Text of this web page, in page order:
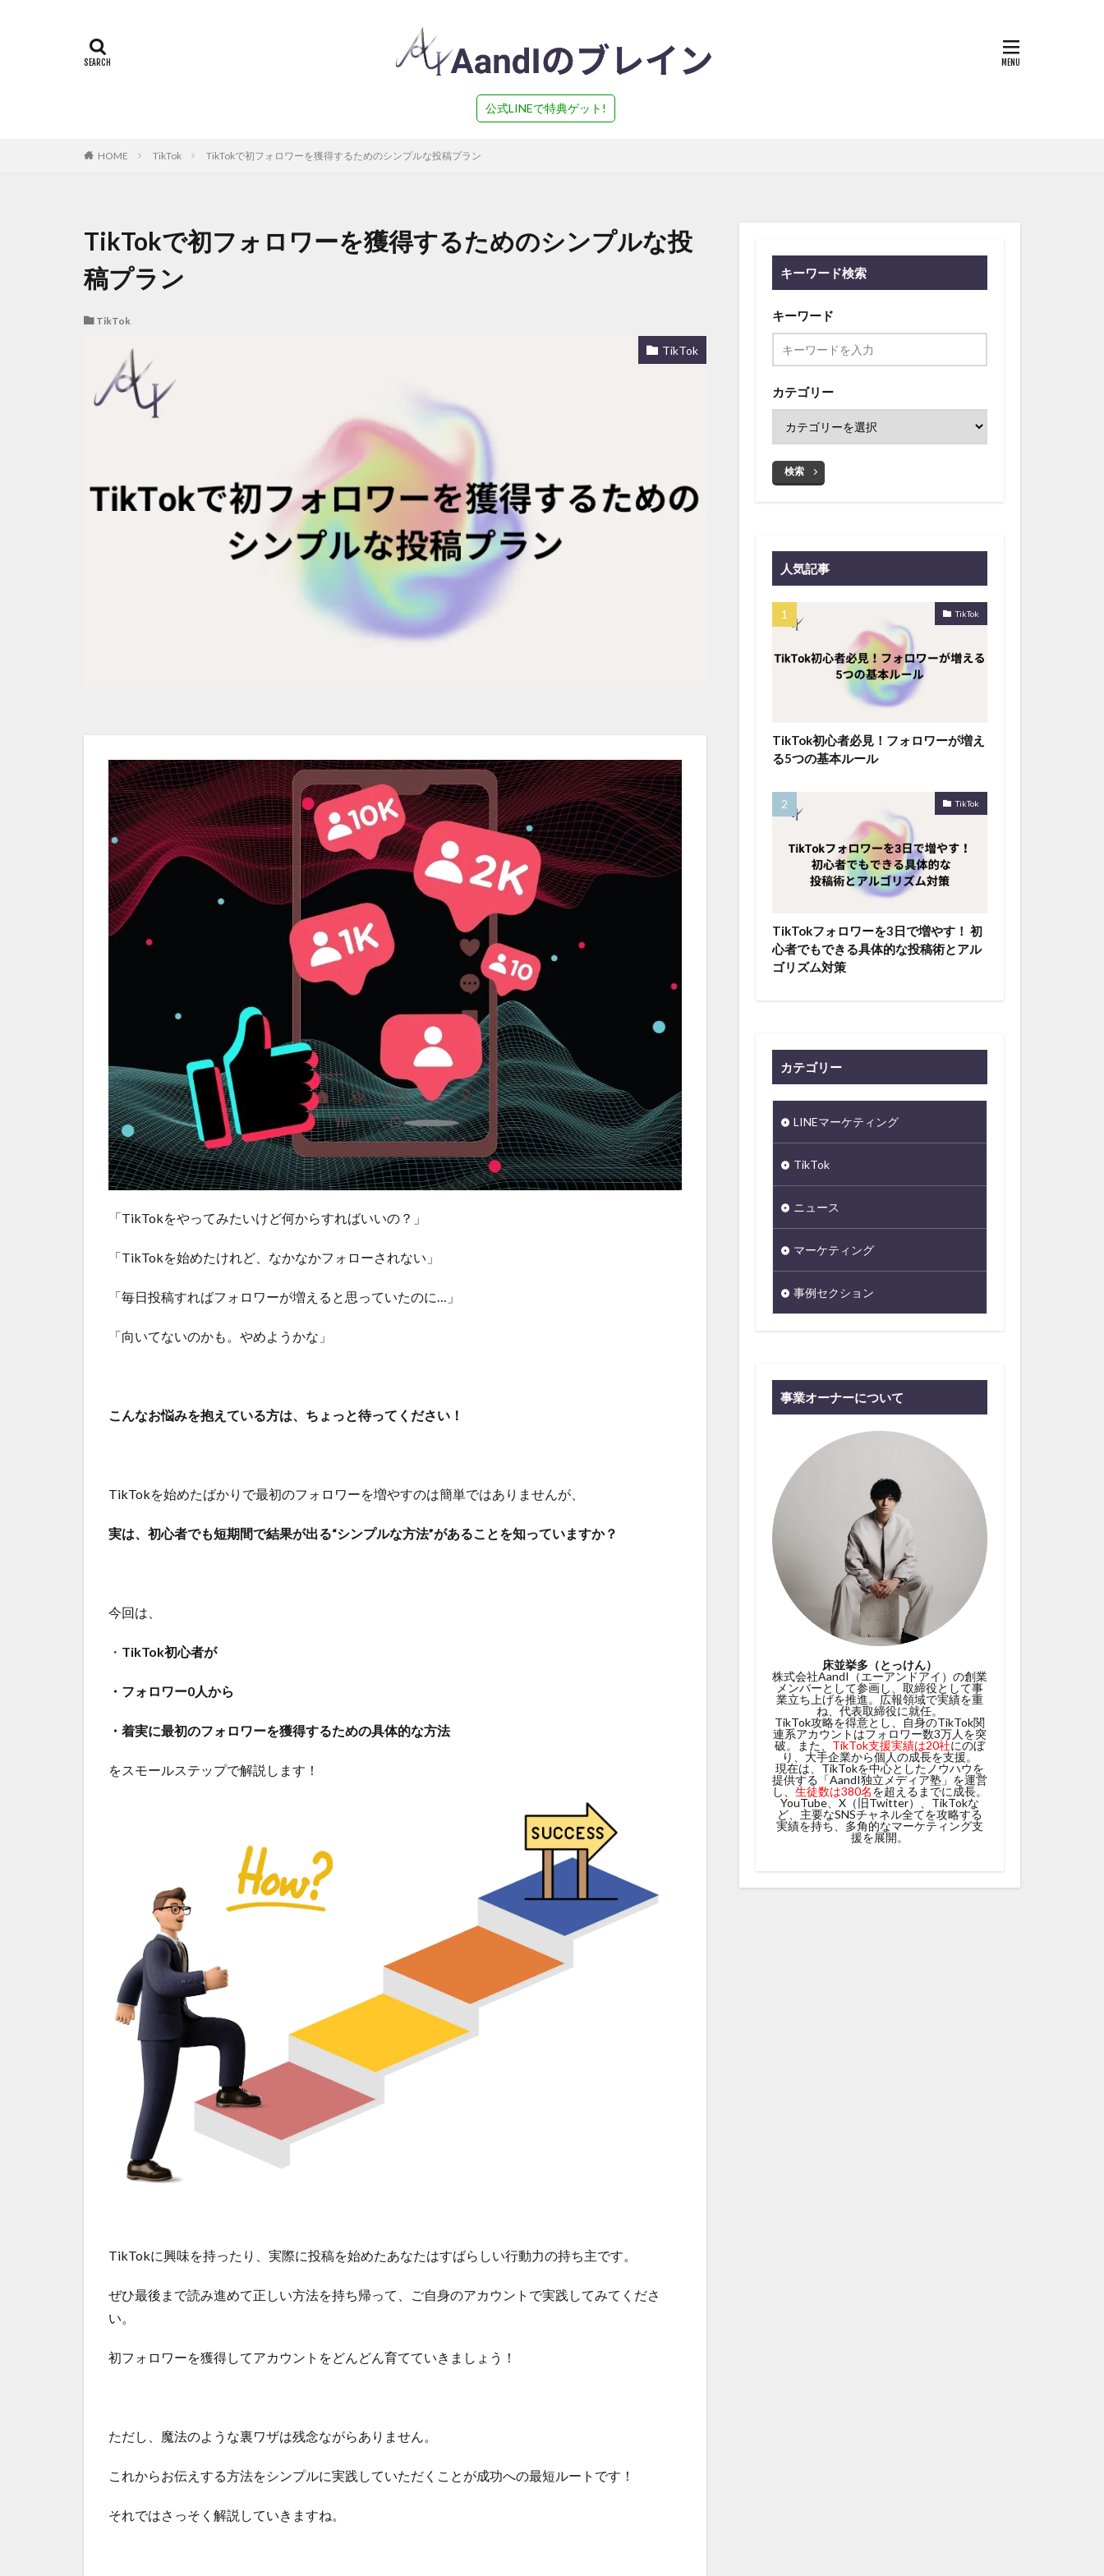
公式LINEで特典ゲット!
HOME TikTok TikTokで初フォロワーを獲得するためのシンプルな投稿プラン
TikTokで初フォロワーを獲得するためのシンプルな投
稿プラン
TikTok
TikTok
「TikTokをやってみたいけど何からすればいいの？」
「TikTokを始めたけれど、なかなかフォローされない」
「毎日投稿すればフォロワーが増えると思っていたのに…」
「向いてないのかも。やめようかな」
こんなお悩みを抱えている方は、ちょっと待ってください！
TikTokを始めたばかりで最初のフォロワーを増やすのは簡単ではありませんが、
実は、初心者でも短期間で結果が出る“シンプルな方法”があることを知っていますか？
今回は、
・ TikTok初心者が
・フォロワー0人から
・着実に最初のフォロワーを獲得するための具体的な方法
をスモールステップで解説します！
TikTokに興味を持ったり、実際に投稿を始めたあなたはすばらしい行動力の持ち主です。
ぜひ最後まで読み進めて正しい方法を持ち帰って、ご自身のアカウントで実践してみてくださ
い。
初フォロワーを獲得してアカウントをどんどん育てていきましょう！
ただし、魔法のような裏ワザは残念ながらありません。
これからお伝えする方法をシンプルに実践していただくことが成功への最短ルートです！
それではさっそく解説していきますね。
キーワード検索
キーワード
カテゴリー
検索
人気記事
TikTok
TikTok初心者必見！フォロワーが増え
る5つの基本ルール
TikTok
TikTokフォロワーを3日で増やす！ 初
心者でもできる具体的な投稿術とアル
ゴリズム対策
カテゴリー
LINEマーケティング
TikTok
ニュース
マーケティング
事例セクション
事業オーナーについて
床並挙多（とっけん）
株式会社AandI（エーアンドアイ）の創業
メンバーとして参画し、取締役として事
業立ち上げを推進。広報領域で実績を重
ね、代表取締役に就任。
TikTok攻略を得意とし、自身のTikTok関
連系アカウントはフォロワー数3万人を突
破。また、 TikTok支援実績は20社にのぼ
り、大手企業から個人の成長を支援。
現在は、TikTokを中心としたノウハウを
提供する「AandI独立メディア塾」を運営
し、 生徒数は380名を超えるまでに成長。
YouTube、X（旧Twitter）、TikTokな
ど、主要なSNSチャネル全てを攻略する
実績を持ち、多角的なマーケティング支
援を展開。